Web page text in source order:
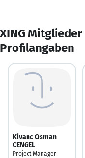
XING
Profilangaben
Kivanc Osman
CENGEL
Project Manager